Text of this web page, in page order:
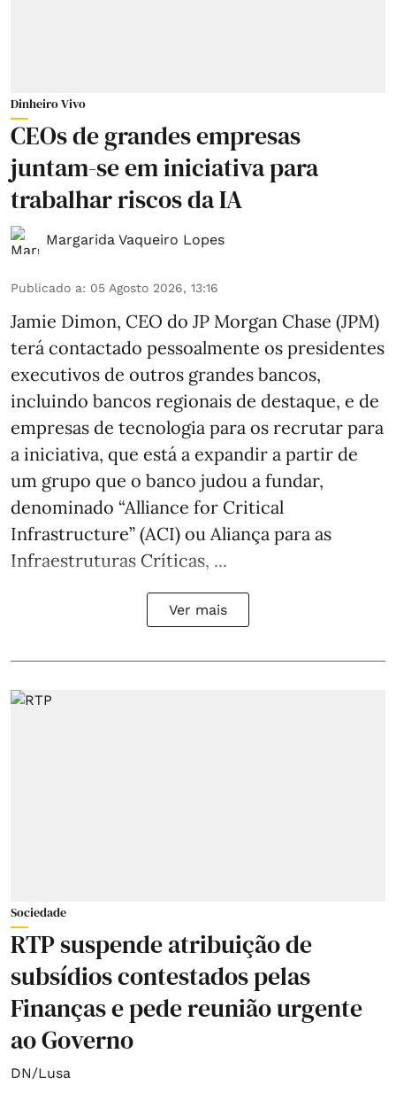
Dinheiro Vivo
CEOs de grandes empresas
juntam-se em iniciativa para
trabalhar riscos da IA
Margarida Vaqueiro Lopes
Publicado a: 05 Agosto 2026, 13:16
Jamie Dimon, CEO do JP Morgan Chase (JPM)
terá contactado pessoalmente os presidentes
executivos de outros grandes bancos,
incluindo bancos regionais de destaque, e de
empresas de tecnologia para os recrutar para
a iniciativa, que está a expandir a partir de
um grupo que o banco judou a fundar,
denominado “Alliance for Critical
Infrastructure” (ACI) ou Aliança para as
Infraestruturas Críticas, ...
Ver mais
Sociedade
RTP suspende atribuição de
subsídios contestados pelas
Finanças e pede reunião urgente
ao Governo
DN/Lusa